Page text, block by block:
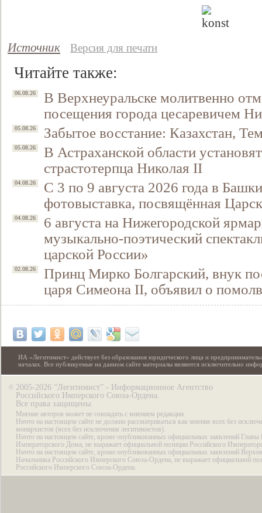
Источник Версия для печати
Читайте также:
06.08.26
В Верхнеуральске молитвенно
посещения города цесаревичем
05.08.26 Забытое восстание: Казахстан,
05.08.26
В Астраханской области
страстотерпца Николая II
04.08.26
С 3 по 9 августа 2026 года в
фотовыставка, посвящённая
04.08.26
6 августа на Нижегородской
музыкально-поэтический
царской России»
02.08.26
Принц Мирко Болгарский, внук
царя Симеона II, объявил о
Свидетельство
ИА «Легитимист» действует без образования юридического лица и
началах. Все публикуемые на данном сайте материалы являются исключительно
© 2005-2026 “Легитимист” - Информационное Агентство
Российского Имперского Союза-Ордена.
Все права защищены.
Мнение авторов может не совпадать с мнением редакции.
Ничто на настоящем сайте не должно рассматриваться как мнение всех без
монархистов (всех без исключения легитимистов).
Ничто на настоящем сайте, кроме опубликованных официальных заявлений Главы
Императорского Дома, не выражает официальной позиции Российского
Ничто на настоящем сайте, кроме опубликованных официальных заявлений
Начальника Российского Имперского Союза-Ордена, не выражает официальной
Российского Имперского Союза-Ордена.